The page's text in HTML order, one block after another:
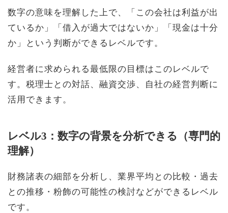
数字の意味を理解した上で、「この会社は利益が出
ているか」「借入が過大ではないか」「現金は十分
か」という判断ができるレベルです。
経営者に求められる最低限の目標はこのレベルで
す。税理士との対話、融資交渉、自社の経営判断に
活用できます。
レベル3：数字の背景を分析できる（専門的
理解）
財務諸表の細部を分析し、業界平均との比較・過去
との推移・粉飾の可能性の検討などができるレベル
です。